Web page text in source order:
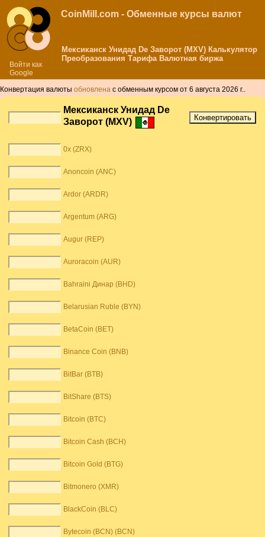
Войти как
Google
CoinMill.com - Обменные курсы валют
Мексиканск Унидад De Заворот (MXV) Калькулятор
Преобразования Тарифа Валютная биржа
Конвертация валюты обновлена с обменным курсом от 6 августа 2026 г..
Мексиканск Унидад De
Заворот (MXV)
0x (ZRX)
Anoncoin (ANC)
Ardor (ARDR)
Argentum (ARG)
Augur (REP)
Auroracoin (AUR)
Bahraini Динар (BHD)
Belarusian Ruble (BYN)
BetaCoin (BET)
Binance Coin (BNB)
BitBar (BTB)
BitShare (BTS)
Bitcoin (BTC)
Bitcoin Cash (BCH)
Bitcoin Gold (BTG)
Bitmonero (XMR)
BlackCoin (BLC)
Bytecoin (BCN) (BCN)